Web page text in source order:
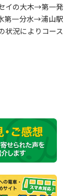
イの大木→第一発
第一分水→浦山駅
状況によりコース